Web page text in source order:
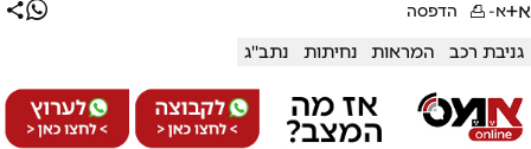
א+א- הדפסה
גניבת רכב המראות נחיתות נתב''ג